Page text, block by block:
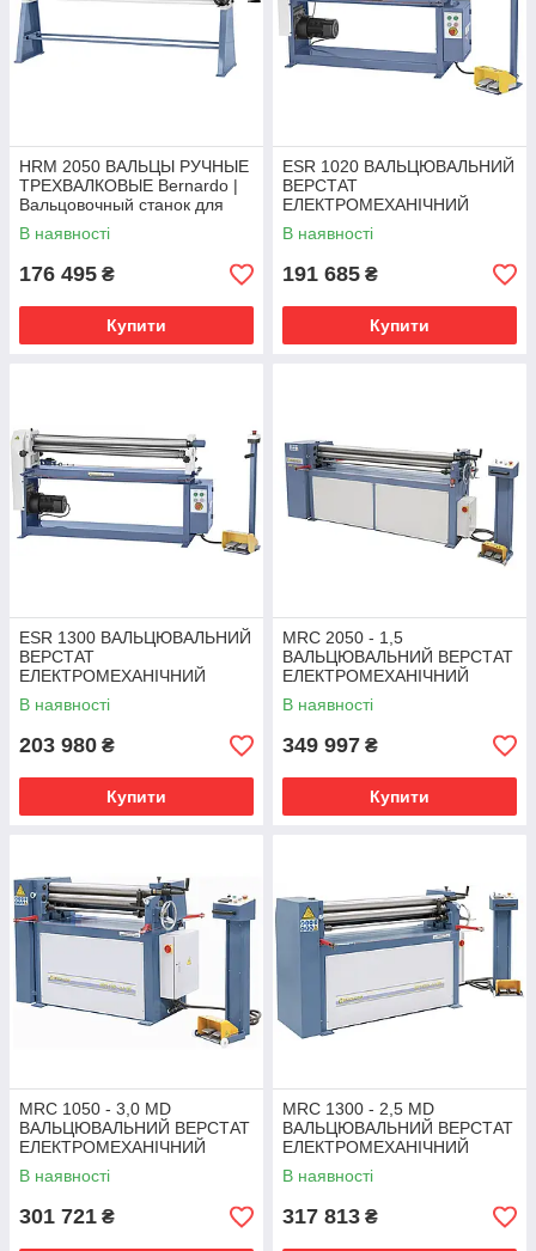
HRM 2050 ВАЛЬЦЫ РУЧНЫЕ
ТРЕХВАЛКОВЫЕ Bernardo |
Вальцовочный станок для
листового металла
В наявності
176 495 ₴
Купити
ESR 1020 ВАЛЬЦЮВАЛЬНИЙ
ВЕРСТАТ
ЕЛЕКТРОМЕХАНІЧНИЙ
Bernardo | трьохвалкова
листогибочная машина
В наявності
191 685 ₴
Купити
ESR 1300 ВАЛЬЦЮВАЛЬНИЙ
ВЕРСТАТ
ЕЛЕКТРОМЕХАНІЧНИЙ
Bernardo | трьохвалкова
листогибочная машина
В наявності
203 980 ₴
Купити
MRC 2050 - 1,5
ВАЛЬЦЮВАЛЬНИЙ ВЕРСТАТ
ЕЛЕКТРОМЕХАНІЧНИЙ
Bernardo | трьохвалкова
листогибочная машина
В наявності
349 997 ₴
Купити
MRC 1050 - 3,0 MD
ВАЛЬЦЮВАЛЬНИЙ ВЕРСТАТ
ЕЛЕКТРОМЕХАНІЧНИЙ
Bernardo | трьохвалкова
листогибочная машина
В наявності
301 721 ₴
MRC 1300 - 2,5 MD
ВАЛЬЦЮВАЛЬНИЙ ВЕРСТАТ
ЕЛЕКТРОМЕХАНІЧНИЙ
Bernardo | трьохвалкова
листогибочная машина
В наявності
317 813 ₴